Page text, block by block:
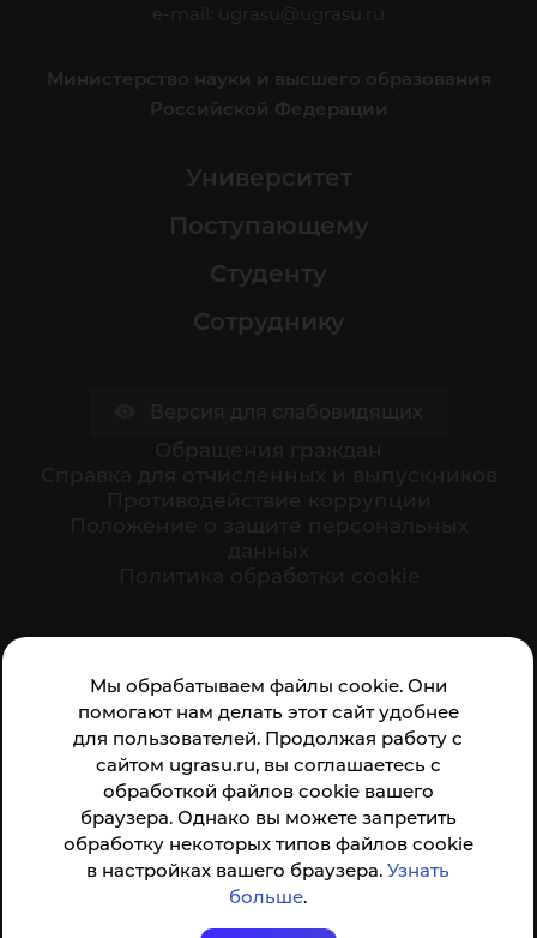
Мы обрабатываем файлы cookie. Они
помогают нам делать этот сайт удобнее
для пользователей. Продолжая работу с
сайтом ugrasu.ru, вы соглашаетесь с
обработкой файлов cookie вашего
браузера. Однако вы можете запретить
обработку некоторых типов файлов cookie
в настройках вашего браузера.Узнать
больше.
e-mail:
ugrasu@ugrasu.ru
Министерство науки и высшего образования
Российской Федерации
Университет
Поступающему
Студенту
Сотруднику
организации:
Анкета доступна по QR-коду, а так же по прямой
ссылке